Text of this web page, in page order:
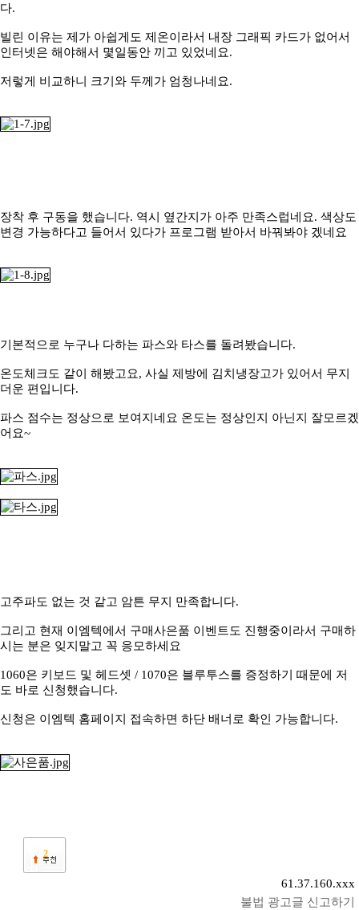
다.
빌린 이유는 제가 아쉽게도 제온이라서 내장 그래픽 카드가 없어서
인터넷은 해야해서 몇일동안 끼고 있었네요.
저렇게 비교하니 크기와 두께가 엄청나네요.
장착 후 구동을 했습니다. 역시 옆간지가 아주 만족스럽네요. 색상도
변경 가능하다고 들어서 있다가 프로그램 받아서 바꿔봐야 겠네요
기본적으로 누구나 다하는 파스와 타스를 돌려봤습니다.
온도체크도 같이 해봤고요, 사실 제방에 김치냉장고가 있어서 무지
더운 편입니다.
파스 점수는 정상으로 보여지네요 온도는 정상인지 아닌지 잘모르겠
어요~
고주파도 없는 것 같고 암튼 무지 만족합니다.
그리고 현재 이엠텍에서 구매사은품 이벤트도 진행중이라서 구매하
시는 분은 잊지말고 꼭 응모하세요
1060은 키보드 및 헤드셋 / 1070은 블루투스를 증정하기 때문에 저
도 바로 신청했습니다.
신청은 이엠텍 홈페이지 접속하면 하단 배너로 확인 가능합니다.
2
61.37.160.xxx
불법 광고글 신고하기